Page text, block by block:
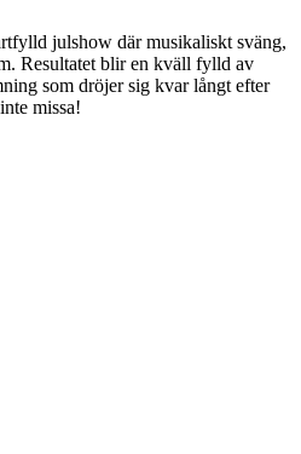
julshow där musikaliskt sväng,
Resultatet blir en kväll fylld av
som dröjer sig kvar långt efter
missa!